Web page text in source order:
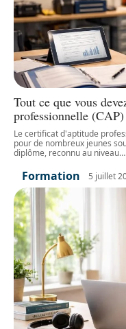
Tout ce que vous
professionnelle
Le certificat d'aptitude
pour de nombreux jeunes
diplôme, reconnu au niveau…
Formation 5 juillet